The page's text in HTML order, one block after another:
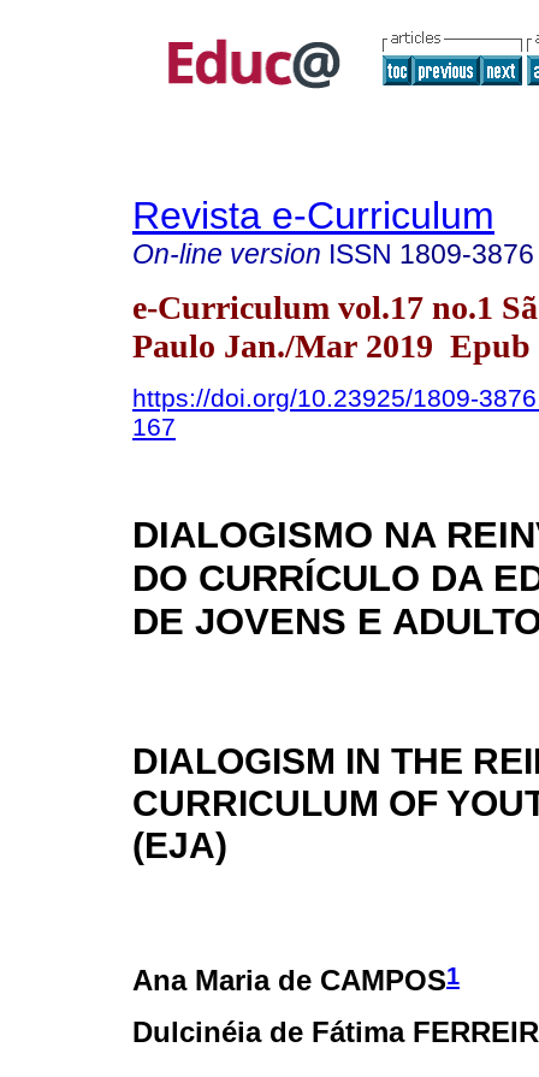
Revista e-Curriculum
On-line version ISSN 1809-3876
e-Curriculum vol.17 no.1
Paulo Jan./Mar 2019 Epub
https://doi.org/10.23925/1809-
167
DIALOGISMO NA
DO CURRÍCULO DA
DE JOVENS E
DIALOGISM IN THE
CURRICULUM OF
(EJA)
Ana Maria de CAMPOS1
Dulcinéia de Fátima